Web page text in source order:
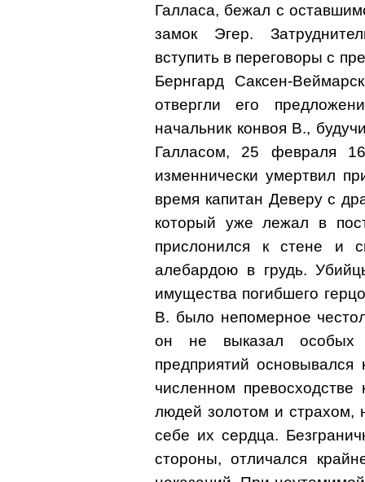
Галласа, бежал с
замок Эгер.
вступить в переговоры с
Бернгард Саксен-
отвергли его
начальник конвоя В.,
Галласом, 25 февраля
изменнически умертвил
время капитан Деверу с
который уже лежал в
прислонился к стене и
алебардою в грудь.
имущества погибшего
В. было непомерное
он не выказал особых
предприятий основывался
численном
людей золотом и страхом,
себе их сердца.
стороны, отличался